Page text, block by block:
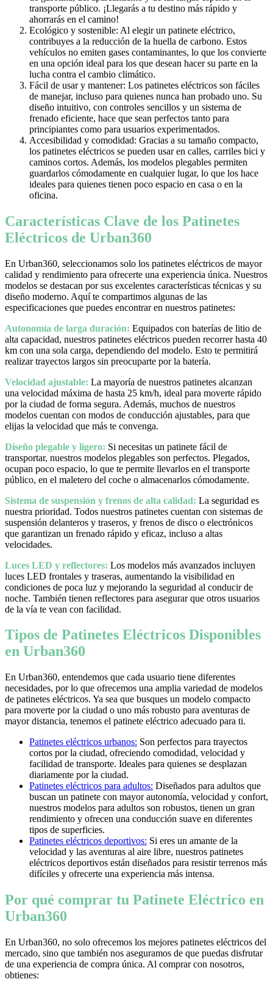
transporte público. ¡Llegarás a tu destino más rápido y
ahorrarás en el camino!
Ecológico y sostenible: Al elegir un patinete eléctrico,
contribuyes a la reducción de la huella de carbono. Estos
vehículos no emiten gases contaminantes, lo que los convierte
en una opción ideal para los que desean hacer su parte en la
lucha contra el cambio climático.
Fácil de usar y mantener: Los patinetes eléctricos son fáciles
de manejar, incluso para quienes nunca han probado uno. Su
diseño intuitivo, con controles sencillos y un sistema de
frenado eficiente, hace que sean perfectos tanto para
principiantes como para usuarios experimentados.
Accesibilidad y comodidad: Gracias a su tamaño compacto,
los patinetes eléctricos se pueden usar en calles, carriles bici y
caminos cortos. Además, los modelos plegables permiten
guardarlos cómodamente en cualquier lugar, lo que los hace
ideales para quienes tienen poco espacio en casa o en la
oficina.
Características Clave de los Patinetes
Eléctricos de Urban360
En Urban360, seleccionamos solo los patinetes eléctricos de mayor
calidad y rendimiento para ofrecerte una experiencia única. Nuestros
modelos se destacan por sus excelentes características técnicas y su
diseño moderno. Aquí te compartimos algunas de las
especificaciones que puedes encontrar en nuestros patinetes:
Autonomía de larga duración: Equipados con baterías de litio de
alta capacidad, nuestros patinetes eléctricos pueden recorrer hasta 40
km con una sola carga, dependiendo del modelo. Esto te permitirá
realizar trayectos largos sin preocuparte por la batería.
Velocidad ajustable: La mayoría de nuestros patinetes alcanzan
una velocidad máxima de hasta 25 km/h, ideal para moverte rápido
por la ciudad de forma segura. Además, muchos de nuestros
modelos cuentan con modos de conducción ajustables, para que
elijas la velocidad que más te convenga.
Diseño plegable y ligero: Si necesitas un patinete fácil de
transportar, nuestros modelos plegables son perfectos. Plegados,
ocupan poco espacio, lo que te permite llevarlos en el transporte
público, en el maletero del coche o almacenarlos cómodamente.
Sistema de suspensión y frenos de alta calidad: La seguridad es
nuestra prioridad. Todos nuestros patinetes cuentan con sistemas de
suspensión delanteros y traseros, y frenos de disco o electrónicos
que garantizan un frenado rápido y eficaz, incluso a altas
velocidades.
Luces LED y reflectores: Los modelos más avanzados incluyen
luces LED frontales y traseras, aumentando la visibilidad en
condiciones de poca luz y mejorando la seguridad al conducir de
noche. También tienen reflectores para asegurar que otros usuarios
de la vía te vean con facilidad.
Tipos de Patinetes Eléctricos Disponibles
en Urban360
En Urban360, entendemos que cada usuario tiene diferentes
necesidades, por lo que ofrecemos una amplia variedad de modelos
de patinetes eléctricos. Ya sea que busques un modelo compacto
para moverte por la ciudad o uno más robusto para aventuras de
mayor distancia, tenemos el patinete eléctrico adecuado para ti.
Patinetes eléctricos urbanos: Son perfectos para trayectos
cortos por la ciudad, ofreciendo comodidad, velocidad y
facilidad de transporte. Ideales para quienes se desplazan
diariamente por la ciudad.
Patinetes eléctricos para adultos: Diseñados para adultos que
buscan un patinete con mayor autonomía, velocidad y confort,
nuestros modelos para adultos son robustos, tienen un gran
rendimiento y ofrecen una conducción suave en diferentes
tipos de superficies.
Patinetes eléctricos deportivos: Si eres un amante de la
velocidad y las aventuras al aire libre, nuestros patinetes
eléctricos deportivos están diseñados para resistir terrenos más
difíciles y ofrecerte una experiencia más intensa.
Por qué comprar tu Patinete Eléctrico en
Urban360
En Urban360, no solo ofrecemos los mejores patinetes eléctricos del
mercado, sino que también nos aseguramos de que puedas disfrutar
de una experiencia de compra única. Al comprar con nosotros,
obtienes: